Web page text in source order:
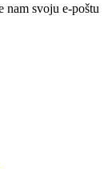
nam svoju e-poštu